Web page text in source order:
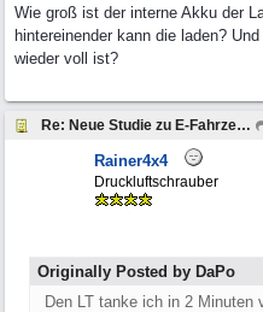
Wie groß ist der interne Akku der
hintereinender kann die laden?
wieder voll ist?
Re: Neue Studie zu E-Fahrzeugen
Rainer4x4
Druckluftschrauber
Originally Posted by DaPo
Den LT tanke ich in 2 Minuten